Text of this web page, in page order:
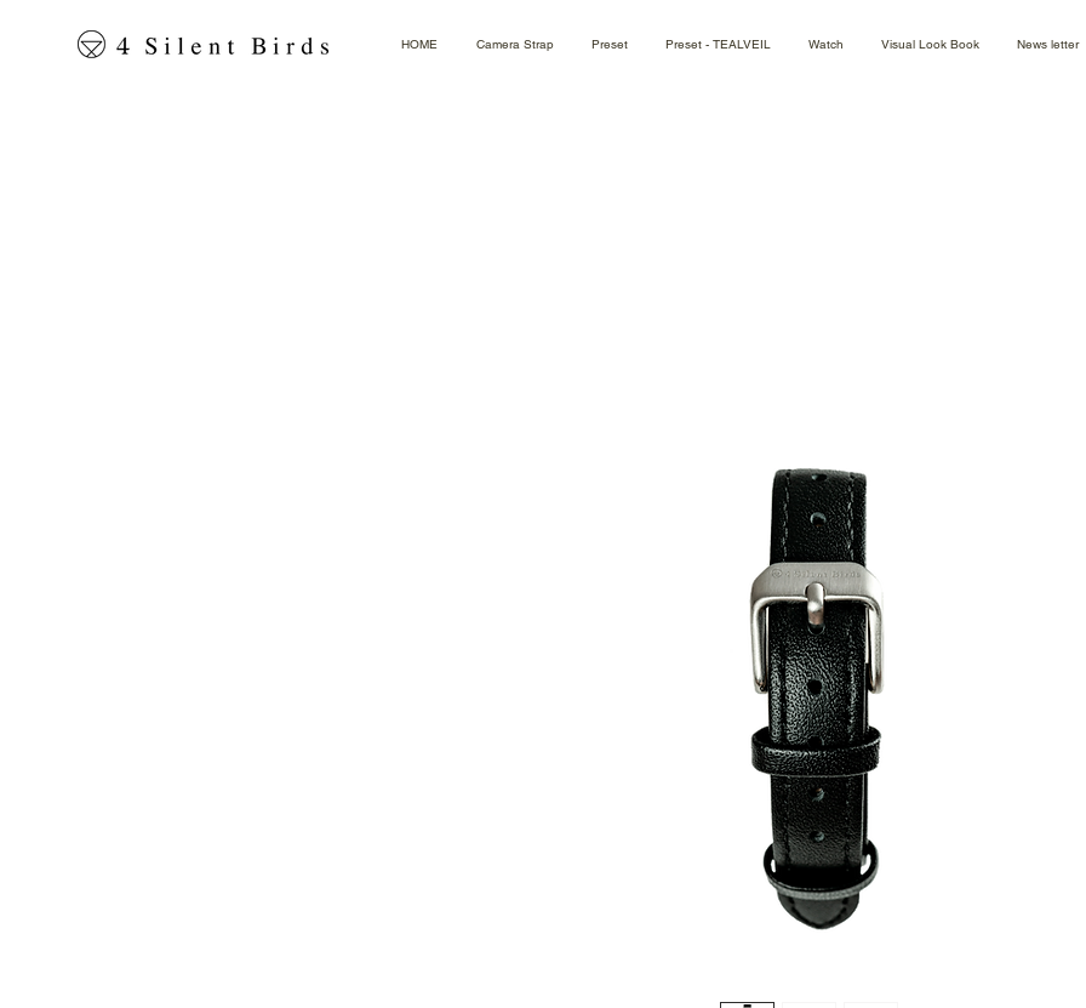
HOME Camera Strap Preset Preset - TEALVEIL Watch Visual Look Book News letter